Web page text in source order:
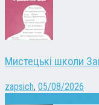
Мистецькі школи
zapsich, 05/08/2026